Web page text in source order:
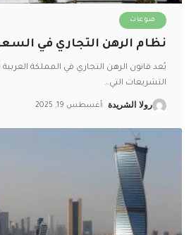
منوعات
نظام الرهن التجاري في
يُعد قانون الرهن التجاري في المملكة
التشريعات التي…
رولا الشريدة أغسطس 19, 2025